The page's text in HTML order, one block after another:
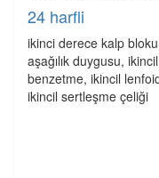
24 harfli
ikinci derece kalp
aşağılık duygusu,
benzetme, ikincil
ikincil sertleşme çeliği